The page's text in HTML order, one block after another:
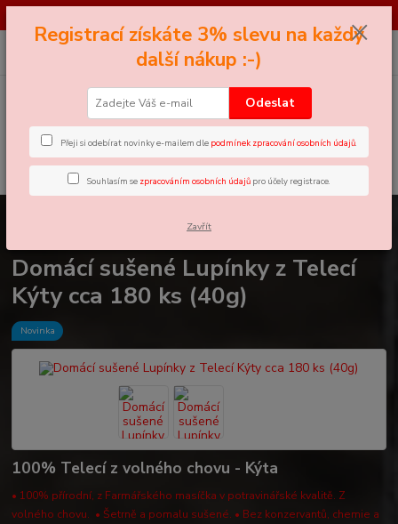
CZK
Hledat
+420 605 858 888
0
Domácí sušené Lupínky z Telecí
Kýty cca 180 ks (40g)
Novinka
100% Telecí z volného chovu - Kýta
• 100% přírodní, z Farmářského masíčka v potravinářské kvalitě. Z
volného chovu. • Šetrně a pomalu sušené. • Bez konzervantů, chemie a
Registrací získáte 3% slevu na každý
další nákup :-)
Odeslat
Přeji si odebírat novinky e-mailem dle podmínek zpracování osobních údajů.
Souhlasím se zpracováním osobních údajů pro účely registrace.
Zavřít